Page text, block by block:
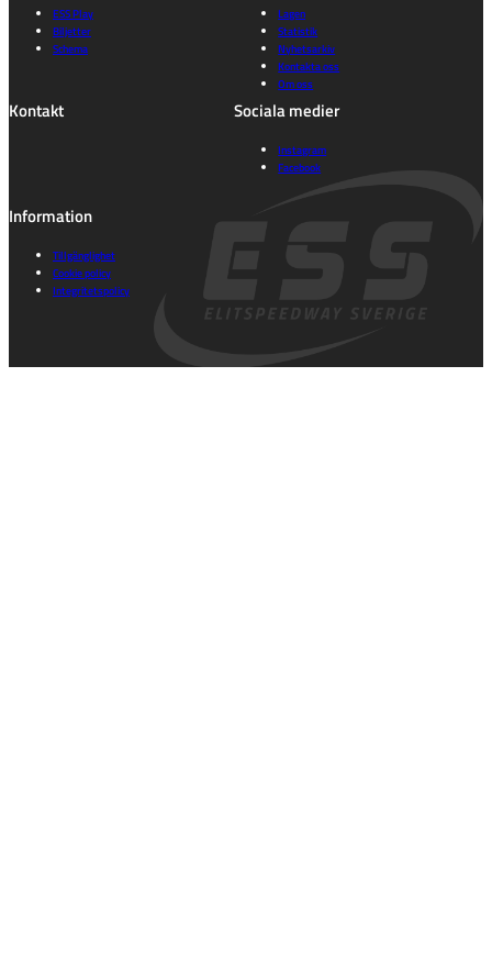
ESS Play
Biljetter
Schema
Lagen
Statistik
Nyhetsarkiv
Kontakta oss
Om oss
Kontakt Sociala medier
Instagram
Facebook
Information
Tillgänglighet
Cookie policy
Integritetspolicy